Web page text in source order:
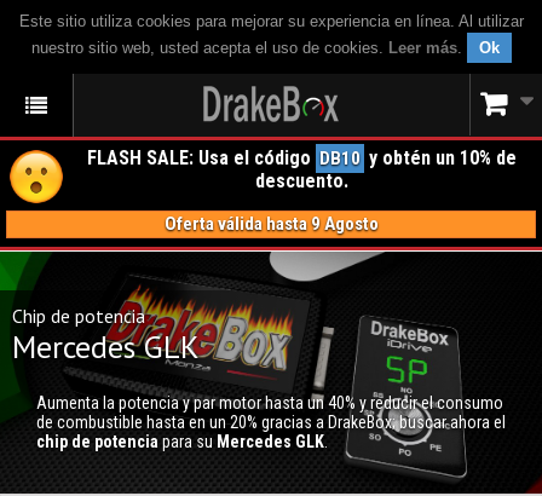
Este sitio utiliza cookies para mejorar su experiencia en línea. Al utilizar
nuestro sitio web, usted acepta el uso de cookies. Leer más. Ok
FLASH SALE: Usa el código DB10 y obtén un 10% de
descuento.
Oferta válida hasta 9 Agosto
Chip de potencia
Mercedes GLK
Aumenta la potencia y par motor hasta un 40% y reducir el consumo
de combustible hasta en un 20% gracias a DrakeBox; buscar ahora el
chip de potencia para su Mercedes GLK